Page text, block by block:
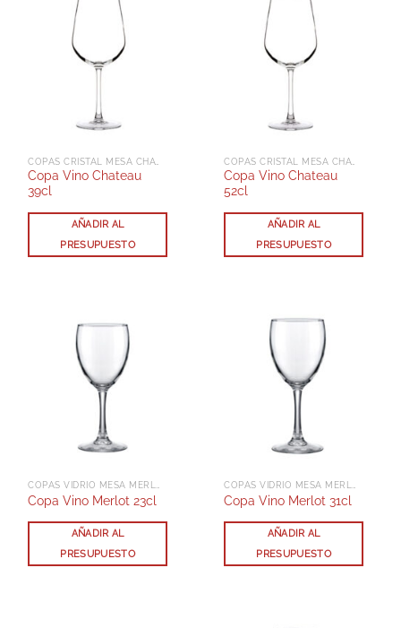
COPAS CRISTAL MESA CHATEAU
Copa Vino Chateau
39cl
AÑADIR AL
PRESUPUESTO
COPAS CRISTAL MESA CHATEAU
Copa Vino Chateau
52cl
AÑADIR AL
PRESUPUESTO
Copa Vino Merlot 23cl
AÑADIR AL
PRESUPUESTO
Copa Vino Merlot 31cl
AÑADIR AL
PRESUPUESTO